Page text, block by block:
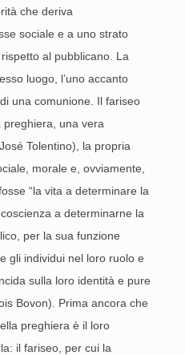
che deriva
sociale e a uno strato
al pubblicano. La
luogo, l’uno accanto
una comunione. Il fariseo
una vera
Tolentino), la propria
morale e, ovviamente,
“la vita a determinare la
a determinarne la
per la sua funzione
gli individui nel loro ruolo e
sulla loro identità e pure
Bovon). Prima ancora che
preghiera è il loro
il fariseo, per cui la